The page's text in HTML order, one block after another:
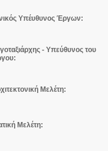
Υπέυθυνος Έργων:
- Υπεύθυνος του
Μελέτη:
Μελέτη: